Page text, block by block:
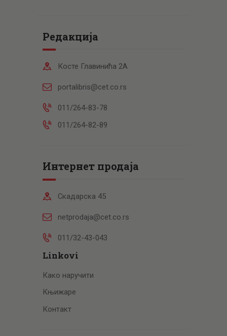
Редакција
Косте Главинића 2А
portalibris@cet.co.rs
011/264-83-78
011/264-82-89
Интернет продаја
Скадарска 45
netprodaja@cet.co.rs
011/32-43-043
Linkovi
Како наручити
Књижаре
Контакт